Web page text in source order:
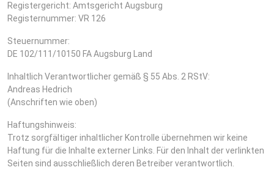
Registergericht: Amtsgericht Augsburg
Registernummer: VR 126
Steuernummer:
DE 102/111/10150 FA Augsburg Land
Inhaltlich Verantwortlicher gemäß § 55 Abs. 2 RStV:
Andreas Hedrich
(Anschriften wie oben)
Haftungshinweis:
Trotz sorgfältiger inhaltlicher Kontrolle übernehmen wir keine
Haftung für die Inhalte externer Links. Für den Inhalt der verlinkten
Seiten sind ausschließlich deren Betreiber verantwortlich.